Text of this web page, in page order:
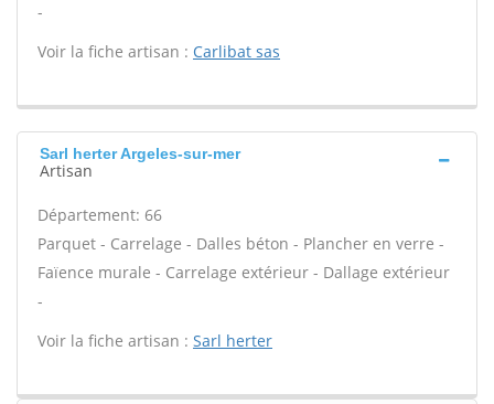
-
Voir la fiche artisan : Carlibat sas
Sarl herter Argeles-sur-mer
Artisan
Département: 66
Parquet - Carrelage - Dalles béton - Plancher en verre -
Faïence murale - Carrelage extérieur - Dallage extérieur
-
Voir la fiche artisan : Sarl herter